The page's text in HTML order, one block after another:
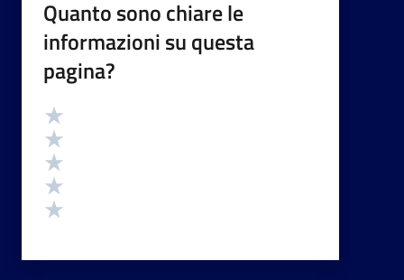
Quanto sono chiare le
informazioni su questa
pagina?
Valutazione